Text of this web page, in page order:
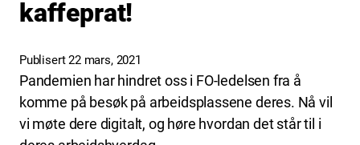
kaffeprat!
Publisert 22 mars, 2021
Pandemien har hindret oss i FO-ledelsen fra å
komme på besøk på arbeidsplassene deres. Nå vil
vi møte dere digitalt, og høre hvordan det står til i